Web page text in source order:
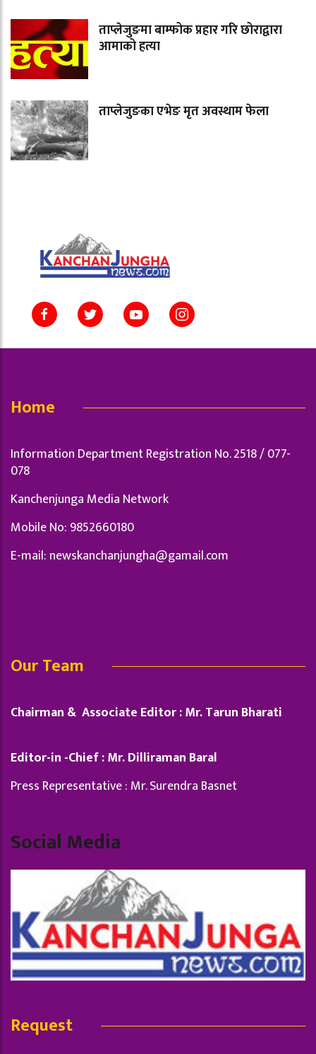
ताप्लेजुङमा बाम्फोक प्रहार गरि छोराद्वारा
आमाको हत्या
ताप्लेजुङका एभेङ मृत अवस्थाम फेला
Home
Information Department Registration No. 2518 / 077-
078
Kanchenjunga Media Network
Mobile No: 9852660180
E-mail: newskanchanjungha@gamail.com
Our Team
Chairman & Associate Editor : Mr. Tarun Bharati
Editor-in -Chief : Mr. Dilliraman Baral
Press Representative : Mr. Surendra Basnet
Social Media
Request